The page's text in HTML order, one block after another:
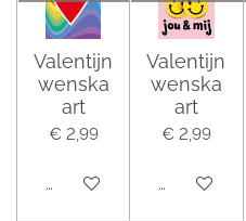
Valentijn
wenska
art
€ 2,99
Houd mij op de hoogte
Valentijn
wenska
art
€ 2,99
Houd mij